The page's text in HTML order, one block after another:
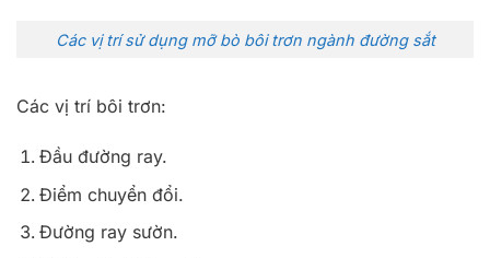
Các vị trí sử dụng mỡ bò bôi trơn ngành đường sắt
Các vị trí bôi trơn:
Đầu đường ray.
Điểm chuyển đổi.
Đường ray sườn.